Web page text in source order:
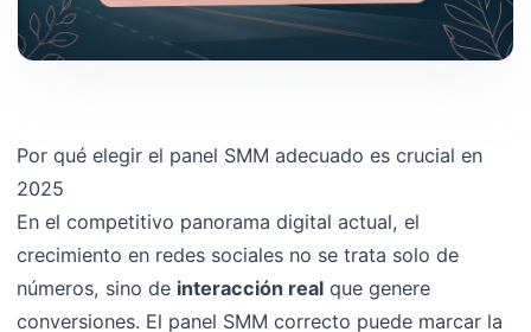
Por qué elegir el panel SMM adecuado es crucial en
2025
En el competitivo panorama digital actual, el
crecimiento en redes sociales no se trata solo de
números, sino de interacción real que genere
conversiones. El panel SMM correcto puede marcar la